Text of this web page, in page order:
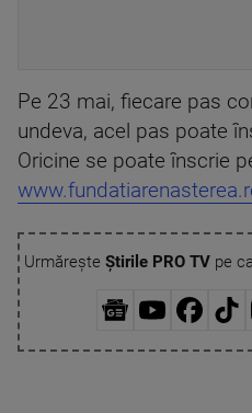
Pe 23 mai, fiecare pas
undeva, acel pas poate
Oricine se poate înscrie
Urmărește Știrile PRO TVpe